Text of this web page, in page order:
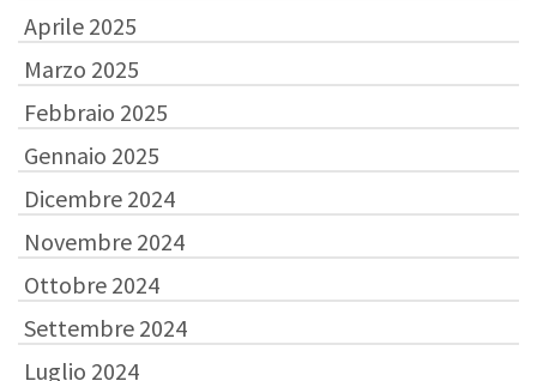
Aprile 2025
Marzo 2025
Febbraio 2025
Gennaio 2025
Dicembre 2024
Novembre 2024
Ottobre 2024
Settembre 2024
Luglio 2024